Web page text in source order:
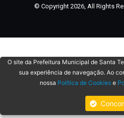
© Copyright 2026, All Rights
O site da Prefeitura Municipal de Santa
sua experiência de navegação. Ao
nossa Política de Cookiese